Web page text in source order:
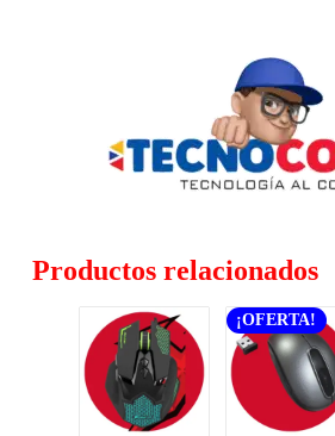
Productos relacionados
¡OFERTA!